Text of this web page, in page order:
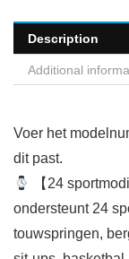
Description
Additional
Voer het
dit past.
【24
ondersteunt 24
touwspringen,